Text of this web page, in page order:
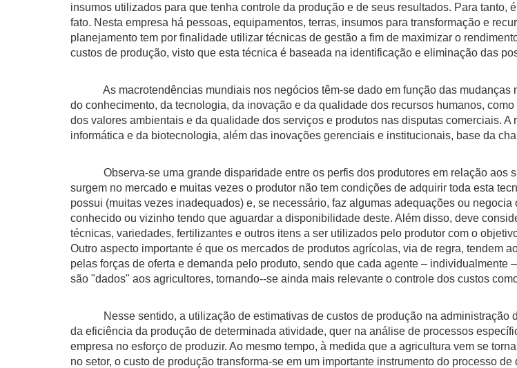
insumos utilizados para que tenha controle da produção e de seus resultados. Para
fato. Nesta empresa há pessoas, equipamentos, terras, insumos para transformação e
planejamento tem por finalidade utilizar técnicas de gestão a fim de maximizar o
custos de produção, visto que esta técnica é baseada na identificação e eliminação das
As macrotendências mundiais nos negócios têm-se dado em função das mudanças
do conhecimento, da tecnologia, da inovação e da qualidade dos recursos humanos,
dos valores ambientais e da qualidade dos serviços e produtos nas disputas comerciais.
informática e da biotecnologia, além das inovações gerenciais e institucionais, base da
Observa-se uma grande disparidade entre os perfis dos produtores em relação aos
surgem no mercado e muitas vezes o produtor não tem condições de adquirir toda esta
possui (muitas vezes inadequados) e, se necessário, faz algumas adequações ou
conhecido ou vizinho tendo que aguardar a disponibilidade deste. Além disso, deve
técnicas, variedades, fertilizantes e outros itens a ser utilizados pelo produtor com o
Outro aspecto importante é que os mercados de produtos agrícolas, via de regra, tendem
pelas forças de oferta e demanda pelo produto, sendo que cada agente –
são "dados" aos agricultores, tornando--se ainda mais relevante o controle dos custos
Nesse sentido, a utilização de estimativas de custos de produção na administração
da eficiência da produção de determinada atividade, quer na análise de processos
empresa no esforço de produzir. Ao mesmo tempo, à medida que a agricultura vem se
no setor, o custo de produção transforma-se em um importante instrumento do processo